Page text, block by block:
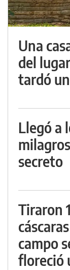
Una
del
tardó
Llegó a
secreto
Tiraron
campo
floreció